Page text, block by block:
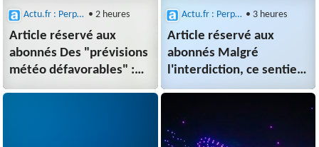
Actu.fr : Perpignan • 2 heures
Article réservé aux
abonnés Des "prévisions
météo défavorables" :
les restrictions d'eau
Actu.fr : Perpignan • 3 heures
Article réservé aux
abonnés Malgré
l'interdiction, ce sentier
de la Méditerranée était
mesure radicale
est prise